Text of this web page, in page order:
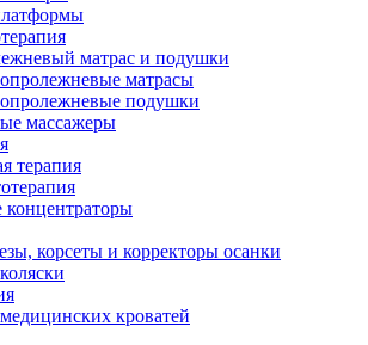
матрас и подушки
матрасы
подушки
массажеры
терапия
корсеты и корректоры осанки
кроватей